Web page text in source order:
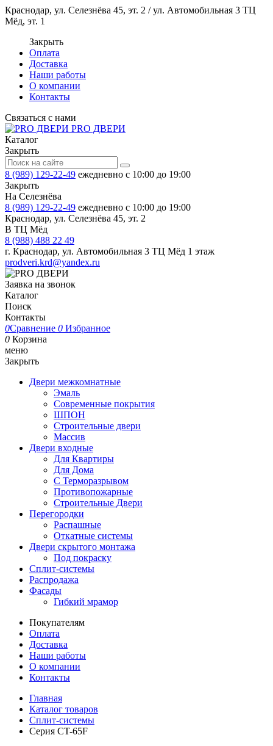
Краснодар, ул. Селезнёва 45, эт. 2 / ул. Автомобильная 3 ТЦ
Мёд, эт. 1
Закрыть
Оплата
Доставка
Наши работы
О компании
Контакты
Связаться с нами
PRO ДВЕРИ
Каталог
Закрыть
8 (989) 129-22-49 ежедневно с 10:00 до 19:00
Закрыть
На Селезнёва
8 (989) 129-22-49 ежедневно с 10:00 до 19:00
Краснодар, ул. Селезнёва 45, эт. 2
В ТЦ Мёд
8 (988) 488 22 49
г. Краснодар, ул. Автомобильная 3 ТЦ Мёд 1 этаж
prodveri.krd@yandex.ru
Заявка на звонок
Каталог
Поиск
Контакты
0Сравнение 0 Избранное
0 Корзина
меню
Закрыть
Двери межкомнатные
Эмаль
Современные покрытия
ШПОН
Строительные двери
Массив
Двери входные
Для Квартиры
Для Дома
С Терморазрывом
Противопожарные
Строительные Двери
Перегородки
Распашные
Откатные системы
Двери скрытого монтажа
Под покраску
Сплит-системы
Распродажа
Фасады
Гибкий мрамор
Покупателям
Оплата
Доставка
Наши работы
О компании
Контакты
Главная
Каталог товаров
Сплит-системы
Серия CT-65F